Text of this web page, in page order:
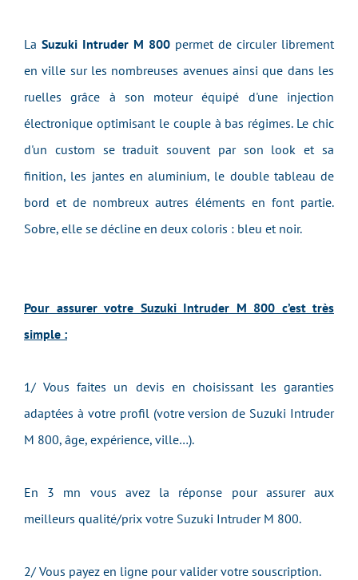
La Suzuki Intruder M 800 permet de circuler librement
en ville sur les nombreuses avenues ainsi que dans les
ruelles grâce à son moteur équipé d'une injection
électronique optimisant le couple à bas régimes. Le chic
d'un custom se traduit souvent par son look et sa
finition, les jantes en aluminium, le double tableau de
bord et de nombreux autres éléments en font partie.
Sobre, elle se décline en deux coloris : bleu et noir.
Pour assurer votre Suzuki Intruder M 800 c’est très
simple :
1/ Vous faites un devis en choisissant les garanties
adaptées à votre profil (votre version de Suzuki Intruder
M 800, âge, expérience, ville…).
En 3 mn vous avez la réponse pour assurer aux
meilleurs qualité/prix votre Suzuki Intruder M 800.
2/ Vous payez en ligne pour valider votre souscription.